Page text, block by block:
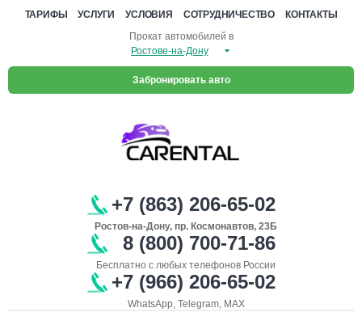
ТАРИФЫ УСЛУГИ УСЛОВИЯ СОТРУДНИЧЕСТВО
КОНТАКТЫ
Прокат автомобилей в
Забронировать авто
+7 (863) 206-65-02
Ростов-на-Дону, пр. Космонавтов, 23Б
8 (800) 700-71-86
Бесплатно с любых телефонов России
+7 (966) 206-65-02
WhatsApp, Telegram, MAX